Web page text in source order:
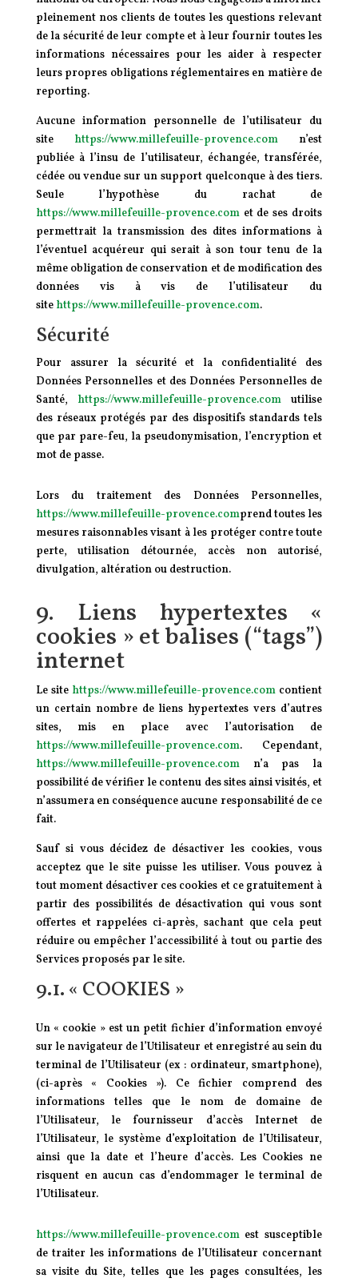
pleinement nos clients de toutes les questions relevant
de la sécurité de leur compte et à leur fournir toutes les
informations nécessaires pour les aider à respecter
leurs propres obligations réglementaires en matière de
reporting.
Aucune information personnelle de l’utilisateur du
site https://www.millefeuille-provence.com n’est
publiée à l’insu de l’utilisateur, échangée, transférée,
cédée ou vendue sur un support quelconque à des tiers.
Seule l’hypothèse du rachat de
https://www.millefeuille-provence.comet de ses droits
permettrait la transmission des dites informations à
l’éventuel acquéreur qui serait à son tour tenu de la
même obligation de conservation et de modification des
données vis à vis de l’utilisateur du
site https://www.millefeuille-provence.com.
Sécurité
Pour assurer la sécurité et la confidentialité des
Données Personnelles et des Données Personnelles de
Santé, https://www.millefeuille-provence.com utilise
des réseaux protégés par des dispositifs standards tels
que par pare-feu, la pseudonymisation, l’encryption et
mot de passe.
Lors du traitement des Données Personnelles,
https://www.millefeuille-provence.comprend toutes les
mesures raisonnables visant à les protéger contre toute
perte, utilisation détournée, accès non autorisé,
divulgation, altération ou destruction.
9. Liens hypertextes «
cookies » et balises (“tags”)
internet
Le site https://www.millefeuille-provence.com contient
un certain nombre de liens hypertextes vers d’autres
sites, mis en place avec l’autorisation de
https://www.millefeuille-provence.com. Cependant,
https://www.millefeuille-provence.comn’a pas la
possibilité de vérifier le contenu des sites ainsi visités, et
n’assumera en conséquence aucune responsabilité de ce
fait.
Sauf si vous décidez de désactiver les cookies, vous
acceptez que le site puisse les utiliser. Vous pouvez à
tout moment désactiver ces cookies et ce gratuitement à
partir des possibilités de désactivation qui vous sont
offertes et rappelées ci-après, sachant que cela peut
réduire ou empêcher l’accessibilité à tout ou partie des
Services proposés par le site.
9.1. « COOKIES »
Un « cookie » est un petit fichier d’information envoyé
sur le navigateur de l’Utilisateur et enregistré au sein du
terminal de l’Utilisateur (ex : ordinateur, smartphone),
(ci-après « Cookies »). Ce fichier comprend des
informations telles que le nom de domaine de
l’Utilisateur, le fournisseur d’accès Internet de
l’Utilisateur, le système d’exploitation de l’Utilisateur,
ainsi que la date et l’heure d’accès. Les Cookies ne
risquent en aucun cas d’endommager le terminal de
l’Utilisateur.
https://www.millefeuille-provence.comest susceptible
de traiter les informations de l’Utilisateur concernant
sa visite du Site, telles que les pages consultées, les